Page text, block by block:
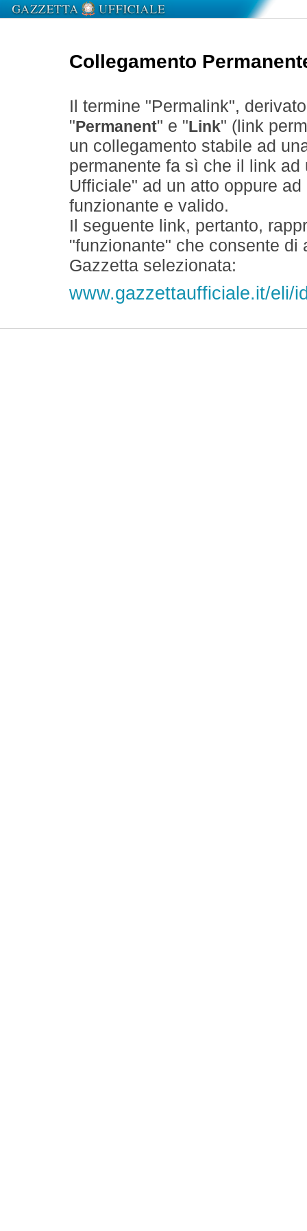
Collegamento
Il termine "Permalink",
" Permanent" e " Link" (link
un collegamento stabile ad
permanente fa sì che il link
Ufficiale" ad un atto oppure
funzionante e valido.
Il seguente link, pertanto,
"funzionante" che consente
Gazzetta selezionata:
www.gazzettaufficiale.it/eli/